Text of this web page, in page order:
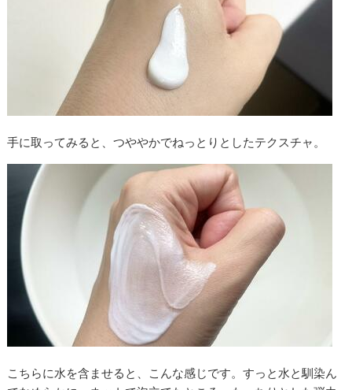
手に取ってみると、つややかでねっとりとしたテクスチャ。
こちらに水を含ませると、こんな感じです。すっと水と馴染ん